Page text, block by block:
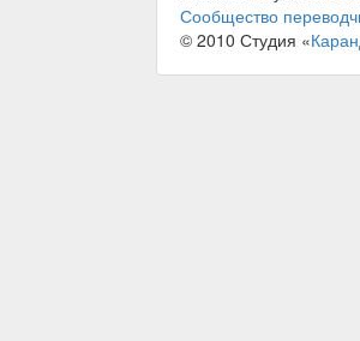
Сообщество
© 2010 Студия «